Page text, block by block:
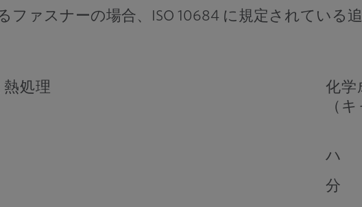
ファスナーの場合、ISO 10684 に規定されている
処理
化学
（
ハ
分